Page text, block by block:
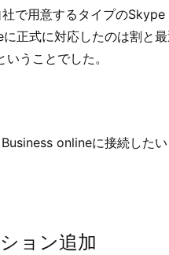
で用意するタイプの
正式に対応したのは割と
うことでした。
onlineに接続したい
ョン追加